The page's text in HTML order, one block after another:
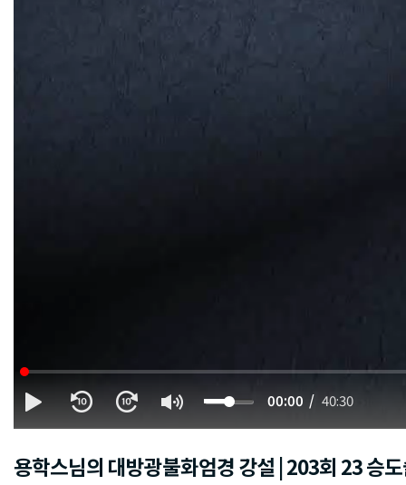
00:00 40:30
용학스님의 대방광불화엄경 강설 | 203회 23 승